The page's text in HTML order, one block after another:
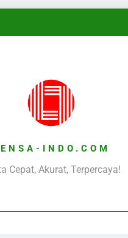
INDO.COM
Cepat, Akurat, Terpercaya!